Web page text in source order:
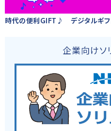
時代の便利GIFT♪ デジタルギフ
企業向けソ